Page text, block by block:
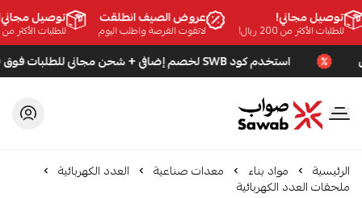
توصيل مجاني!
للطلبات الأكثر من 200 ريال!
عروض الصيف انطلقت
لاتفوت الفرصة واطلب اليوم
توصيل مجاني!
للطلبات الأكثر من 200 ريال!
استخدم كود SWB لخصم إضافي + شحن مجاني للطلبات فوق 200 ريال
صواب
الرئيسية مواد بناء معدات صناعية العدد الكهربائية
ملحقات العدد الكهربائية